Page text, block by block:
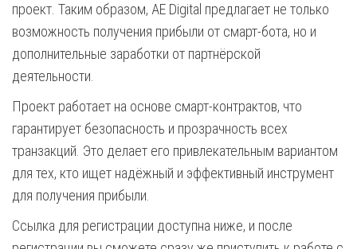
проект. Таким образом, AE Digital предлагает не только
возможность получения прибыли от смарт-бота, но и
дополнительные заработки от партнёрской
деятельности.
Проект работает на основе смарт-контрактов, что
гарантирует безопасность и прозрачность всех
транзакций. Это делает его привлекательным вариантом
для тех, кто ищет надёжный и эффективный инструмент
для получения прибыли.
Ссылка для регистрации доступна ниже, и после